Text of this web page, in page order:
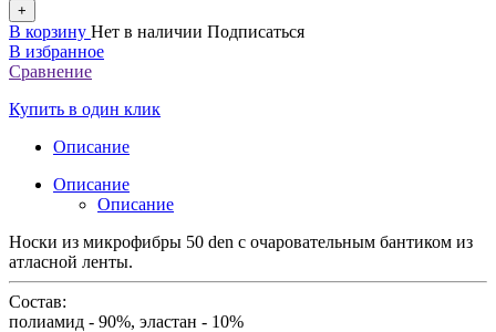
+
В корзину Нет в наличии Подписаться
В избранное
Сравнение
Купить в один клик
Описание
Описание
Описание
Носки из микрофибры 50 den с очаровательным бантиком из
атласной ленты.
Состав:
полиамид - 90%, эластан - 10%